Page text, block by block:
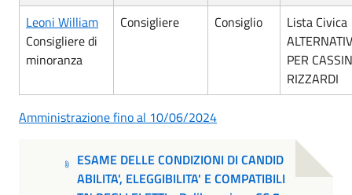
Leoni William
Consigliere di
minoranza
Consigliere Consiglio
Lista Civica
PER
RIZZARDI
Amministrazione fino al 10/06/2024
ESAME DELLE CONDIZIONI DI CANDID
ABILITA', ELEGGIBILITA' E COMPATIBILI